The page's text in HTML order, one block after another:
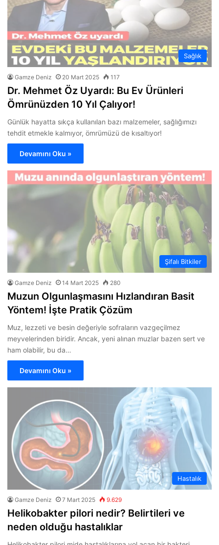
Sağlık
Gamze Deniz 20 Mart 2025 117
Dr. Mehmet Öz Uyardı: Bu Ev Ürünleri
Ömrünüzden 10 Yıl Çalıyor!
Günlük hayatta sıkça kullanılan bazı malzemeler, sağlığımızı
tehdit etmekle kalmıyor, ömrümüzü de kısaltıyor!
Devamını Oku »
Şifalı Bitkiler
Gamze Deniz 14 Mart 2025 280
Muzun Olgunlaşmasını Hızlandıran Basit
Yöntem! İşte Pratik Çözüm
Muz, lezzeti ve besin değeriyle sofraların vazgeçilmez
meyvelerinden biridir. Ancak, yeni alınan muzlar bazen sert ve
ham olabilir, bu da…
Devamını Oku »
Hastalık
Gamze Deniz 7 Mart 2025 9.629
Helikobakter pilori nedir? Belirtileri ve
neden olduğu hastalıklar